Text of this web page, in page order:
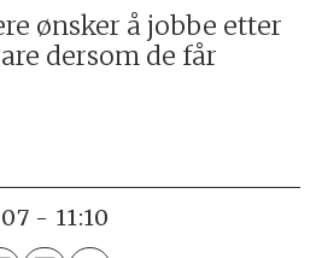
ønsker å jobbe etter
dersom de får
- 11:10